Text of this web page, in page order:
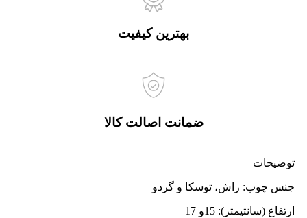
بهترین کیفیت
ضمانت اصالت کالا
توضیحات
جنس چوب: راش، توسکا و گردو
ارتفاع (سانتیمتر): 15و 17